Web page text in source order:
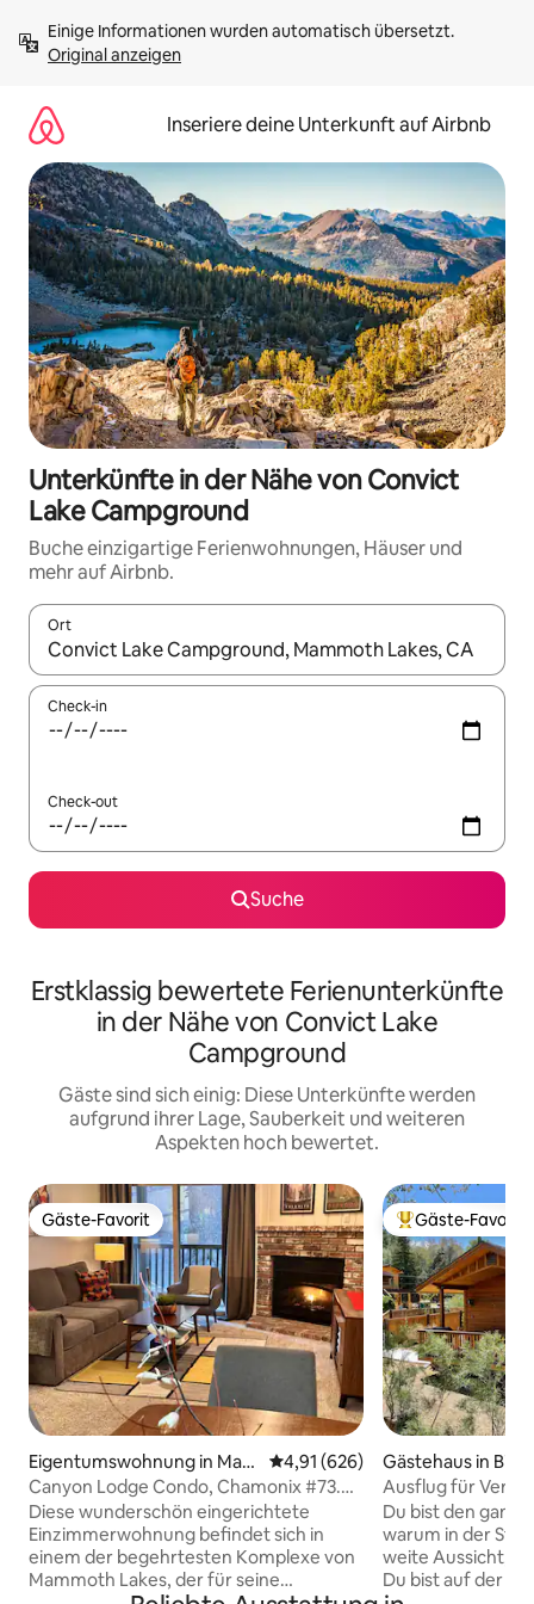
Inhalten
springenOriginal anzeigen
Inseriere deine Unterkunft auf Airbnb
Unterkünfte in der Nähe von Convict
Lake Campground
Buche einzigartige Ferienwohnungen, Häuser und
mehr auf Airbnb.
Ort
Wenn Ergebnisse verfügbar sind, navigiere mit den
Check-in
Check-out
Suche
Erstklassig bewertete Ferienunterkünfte
in der Nähe von Convict Lake
Campground
Gäste sind sich einig: Diese Unterkünfte werden
aufgrund ihrer Lage, Sauberkeit und weiteren
Aspekten hoch bewertet.
Gäste-Favorit
Gäste-Favorit
Eigentumswohnung in Mam
moth Lakes
Durchschnittliche Bewertung:
4,91 (626)
Canyon Lodge Condo, Chamonix #73.
Zu Fuß zu den Lifts
Diese wunderschön eingerichtete
Einzimmerwohnung befindet sich in
einem der begehrtesten Komplexe von
Mammoth Lakes, der für seine
Beliebter Gäste-
Gäste-Favorit
Gästehaus in
Ausflug für
Du bist den
warum in der
weite Aussicht,
Du bist auf der